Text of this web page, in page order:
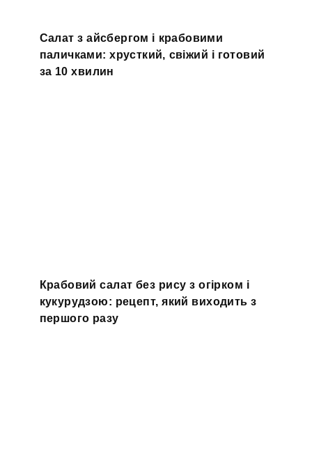
Салат з айсбергом і крабовими
паличками: хрусткий, свіжий і готовий
за 10 хвилин
Крабовий салат без рису з огірком і
кукурудзою: рецепт, який виходить з
першого разу